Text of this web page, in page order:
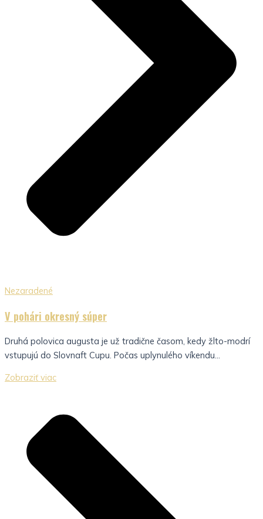
Nezaradené
V pohári okresný súper
Druhá polovica augusta je už tradične časom, kedy žlto-modrí
vstupujú do Slovnaft Cupu. Počas uplynulého víkendu...
Zobraziť viac